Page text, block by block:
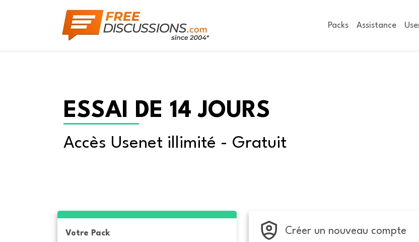
Packs Assistance
ESSAI DE 14 JOURS
Accès Usenet illimité - Gratuit
Votre Pack Créer un nouveau compte